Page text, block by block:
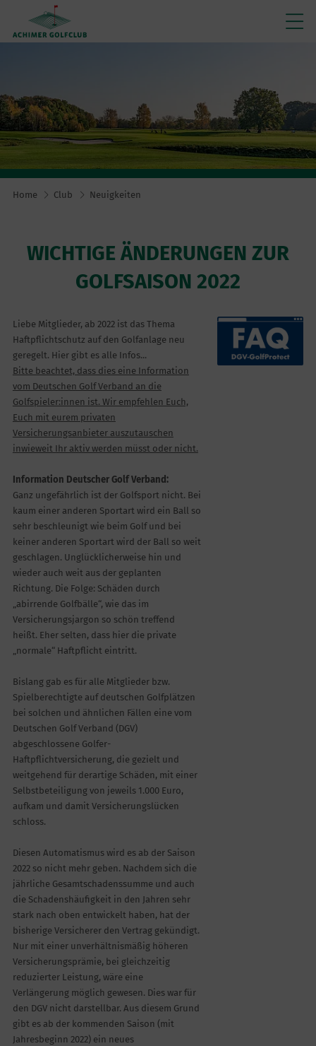
Home Club Neuigkeiten
WICHTIGE ÄNDERUNGEN ZUR
GOLFSAISON 2022
Liebe Mitglieder, ab 2022 ist das Thema
Haftpflichtschutz auf den Golfanlage neu
geregelt. Hier gibt es alle Infos...
Bitte beachtet, dass dies eine Information
vom Deutschen Golf Verband an die
Golfspieler:innen ist. Wir empfehlen Euch,
Euch mit eurem privaten
Versicherungsanbieter auszutauschen
inwieweit Ihr aktiv werden müsst oder nicht.
Information Deutscher Golf Verband:
Ganz ungefährlich ist der Golfsport nicht. Bei
kaum einer anderen Sportart wird ein Ball so
sehr beschleunigt wie beim Golf und bei
keiner anderen Sportart wird der Ball so weit
geschlagen. Unglücklicherweise hin und
wieder auch weit aus der geplanten
Richtung. Die Folge: Schäden durch
„abirrende Golfbälle“, wie das im
Versicherungsjargon so schön treffend
heißt. Eher selten, dass hier die private
„normale“ Haftpflicht eintritt.
Bislang gab es für alle Mitglieder bzw.
Spielberechtigte auf deutschen Golfplätzen
bei solchen und ähnlichen Fällen eine vom
Deutschen Golf Verband (DGV)
abgeschlossene Golfer-
Haftpflichtversicherung, die gezielt und
weitgehend für derartige Schäden, mit einer
Selbstbeteiligung von jeweils 1.000 Euro,
aufkam und damit Versicherungslücken
schloss.
Diesen Automatismus wird es ab der Saison
2022 so nicht mehr geben. Nachdem sich die
jährliche Gesamtschadenssumme und auch
die Schadenshäufigkeit in den Jahren sehr
stark nach oben entwickelt haben, hat der
bisherige Versicherer den Vertrag gekündigt.
Nur mit einer unverhältnismäßig höheren
Versicherungsprämie, bei gleichzeitig
reduzierter Leistung, wäre eine
Verlängerung möglich gewesen. Dies war für
den DGV nicht darstellbar. Aus diesem Grund
gibt es ab der kommenden Saison (mit
Jahresbeginn 2022) ein neues